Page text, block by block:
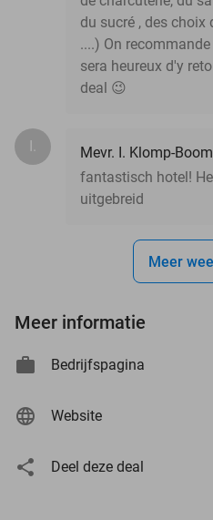
du sucré , des choix
....) On
sera heureux d'y
deal 😉
I.
Mevr. I. Klomp-
fantastisch hotel!
uitgebreid
Meer
Meer informatie
Bedrijfspagina
Website
Deel deze deal